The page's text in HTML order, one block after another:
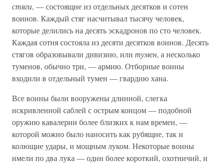
стяги, — состоящие из отдельных десятков и сотен
воинов. Каждый стяг насчитывал тысячу человек,
которые делились на десять эскадронов по сто человек.
Каждая сотня состояла из десяти десятков воинов. Десять
стягов образовывали дивизию, или тумен, а несколько
туменов, обычно три, — армию. Отборные воины
входили в отдельный тумен — гвардию хана.
Все воины были вооружены длинной, слегка
искривленной саблей с острым концом — подобной
оружию кавалерии более близких к нам времен, —
которой можно было наносить как рубящие, так и
колющие удары, и мощным луком. Некоторые воины
имели по два лука — один более короткий, охотничий, и